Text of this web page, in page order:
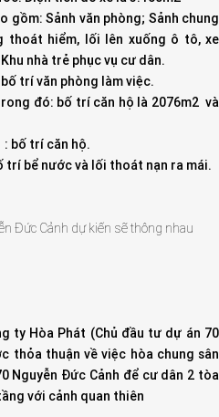
gồm: Sảnh văn phòng; Sảnh chung
thoát hiểm, lối lên xuống ô tô, xe
nhà trẻ phục vụ cư dân.
trí văn phòng làm việc.
đó: bố trí căn hộ là 2076m2 và
bố trí căn hộ.
trí bể nước và lối thoát nạn ra mái.
Đức Cảnh dự kiến sẽ thông nhau
ty Hòa Phát (Chủ đầu tư dự án 70
thỏa thuận về việc hòa chung sân
Nguyễn Đức Cảnh để cư dân 2 tòa
với cảnh quan thiên